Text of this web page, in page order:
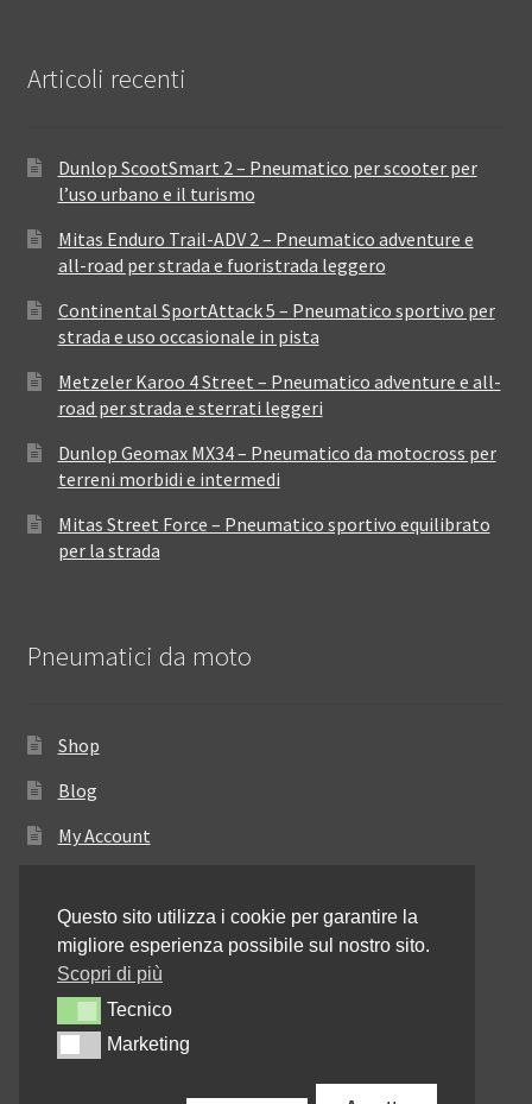
Articoli recenti
Dunlop ScootSmart 2 – Pneumatico per scooter per
l’uso urbano e il turismo
Mitas Enduro Trail-ADV 2 – Pneumatico adventure e
all-road per strada e fuoristrada leggero
Continental SportAttack 5 – Pneumatico sportivo per
strada e uso occasionale in pista
Metzeler Karoo 4 Street – Pneumatico adventure e all-
road per strada e sterrati leggeri
Dunlop Geomax MX34 – Pneumatico da motocross per
terreni morbidi e intermedi
Mitas Street Force – Pneumatico sportivo equilibrato
per la strada
Pneumatici da moto
Shop
Blog
My Account
Resi e rimborsi
Annullamento dell’ordine
Informativa sulla privacy
Contattaci
Questo sito utilizza i cookie per garantire la
migliore esperienza possibile sul nostro sito.
Scopri di più
TecnicoTecnico
MarketingMarketing